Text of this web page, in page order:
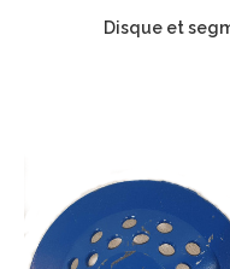
Disque et